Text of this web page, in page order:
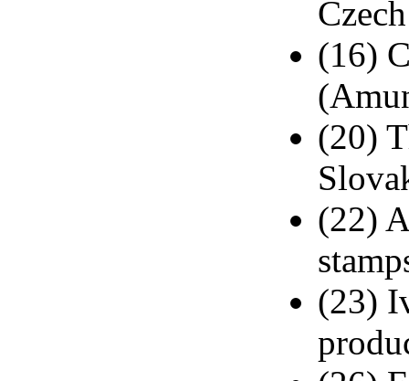
(16)
(20)
(22)
(23)